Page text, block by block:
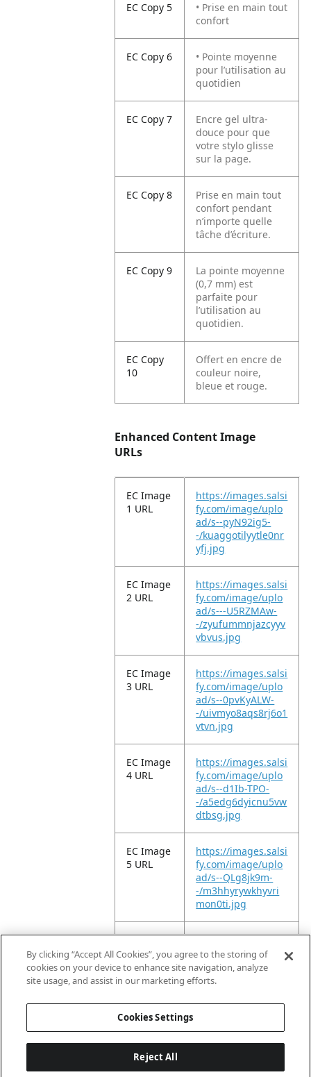
EC Copy 5
• Prise en main tout
confort
EC Copy 6
• Pointe moyenne
pour l’utilisation au
quotidien
EC Copy 7
Encre gel ultra-
douce pour que
votre stylo glisse
sur la page.
EC Copy 8
Prise en main tout
confort pendant
n’importe quelle
tâche d’écriture.
EC Copy 9
La pointe moyenne
(0,7 mm) est
parfaite pour
l’utilisation au
quotidien.
EC Copy
10
Offert en encre de
couleur noire,
bleue et rouge.
Enhanced Content Image
URLs
EC Image
1 URL
https://images.salsi
fy.com/image/uplo
ad/s--pyN92ig5-
-/kuaggotilyytle0nr
yfj.jpg
EC Image
2 URL
https://images.salsi
fy.com/image/uplo
ad/s---U5RZMAw-
-/zyufummnjazcyyv
vbvus.jpg
EC Image
3 URL
https://images.salsi
fy.com/image/uplo
ad/s--0pvKyALW-
-/uivmyo8aqs8rj6o1
vtvn.jpg
EC Image
4 URL
https://images.salsi
fy.com/image/uplo
ad/s--d1Ib-TPO-
-/a5edg6dyicnu5vw
dtbsg.jpg
EC Image
5 URL
https://images.salsi
fy.com/image/uplo
ad/s--QLg8jk9m-
-/m3hhyrywkhyvri
mon0ti.jpg
EC Image
6 URL
https://images.salsi
fy.com/image/uplo
ad/s--FetDGX0N-
-/wn8ytuuuwh0e6v
By clicking “Accept All Cookies”, you agree to the storing of
cookies on your device to enhance site navigation, analyze
site usage, and assist in our marketing efforts.
Cookies Settings
Reject All